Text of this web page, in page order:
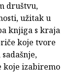
društvu,
užitak u
knjiga s kraja
koje tvore
koje izabiremo